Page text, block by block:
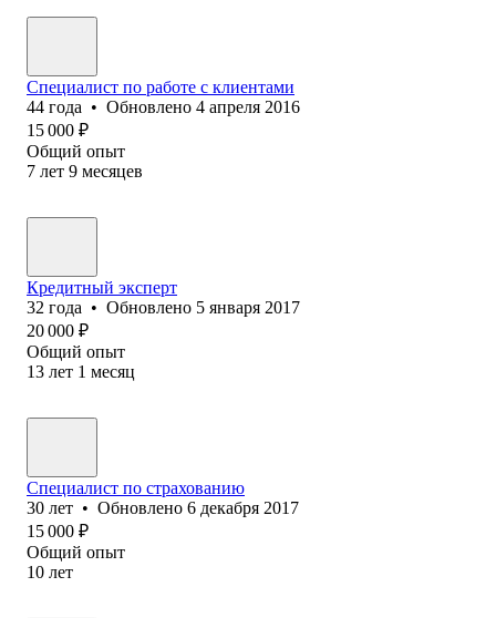
Специалист по работе с клиентами
44 года • Обновлено 4 апреля 2016
15 000 ₽
Общий опыт
7 лет 9 месяцев
Кредитный эксперт
32 года • Обновлено 5 января 2017
20 000 ₽
Общий опыт
13 лет 1 месяц
Специалист по страхованию
30 лет • Обновлено 6 декабря 2017
15 000 ₽
Общий опыт
10 лет